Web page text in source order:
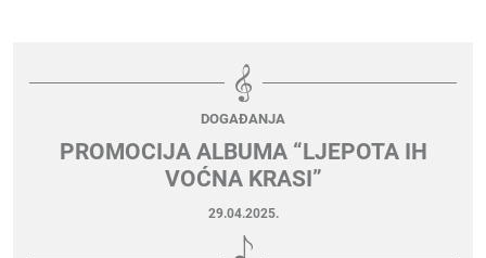
DOGAĐANJA
PROMOCIJA ALBUMA “LJEPOTA IH
VOĆNA KRASI”
29.04.2025.